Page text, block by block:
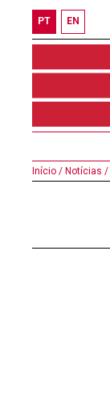
PT EN
Início / Notícias /